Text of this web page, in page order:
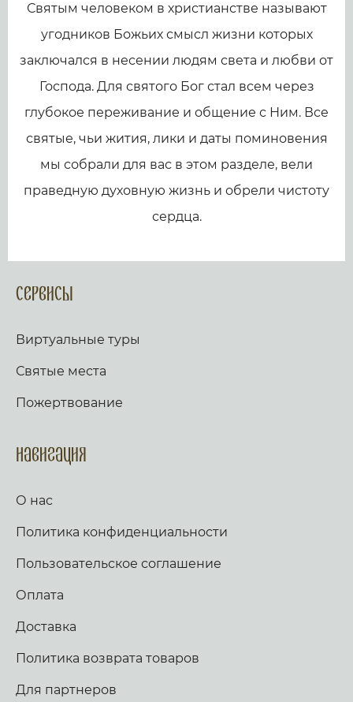
Святым человеком в христианстве называют
угодников Божьих смысл жизни которых
заключался в несении людям света и любви от
Господа. Для святого Бог стал всем через
глубокое переживание и общение с Ним. Все
святые, чьи жития, лики и даты поминовения
мы собрали для вас в этом разделе, вели
праведную духовную жизнь и обрели чистоту
сердца.
Сервисы
Виртуальные туры
Святые места
Пожертвование
Навигация
О нас
Политика конфиденциальности
Пользовательское соглашение
Оплата
Доставка
Политика возврата товаров
Для партнеров